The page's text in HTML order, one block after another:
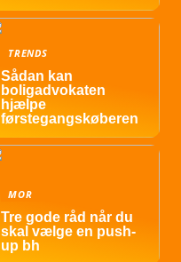
TRENDS
Sådan kan
boligadvokaten
hjælpe
førstegangskøberen
MOR
Tre gode råd når du
skal vælge en push-
up bh